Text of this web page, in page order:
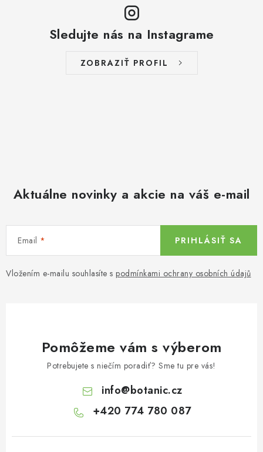
Sledujte nás na Instagrame
ZOBRAZIŤ PROFIL
Aktuálne novinky a akcie na váš e-mail
Email
Vložením e-mailu souhlasíte s podmínkami ochrany osobních údajů
PRIHLÁSIŤ SA
Pomôžeme vám s výberom
Potrebujete s niečím poradiť? Sme tu pre vás!
info@botanic.cz
+420 774 780 087